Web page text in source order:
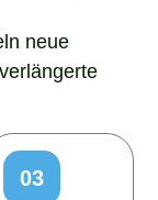
neue
03